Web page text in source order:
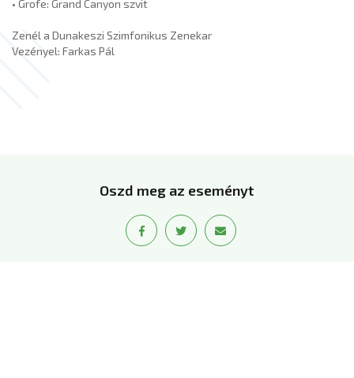
• Grofe: Grand Canyon szvit
Zenél a Dunakeszi Szimfonikus Zenekar
Vezényel: Farkas Pál
Oszd meg az eseményt